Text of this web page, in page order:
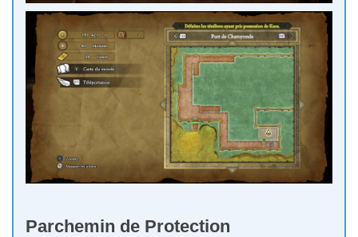
Parchemin de Protection